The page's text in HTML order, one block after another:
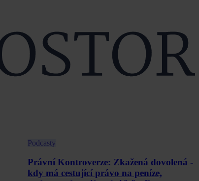
Podcasty
Právní Kontroverze: Zkažená dovolená -
kdy má cestující právo na peníze,